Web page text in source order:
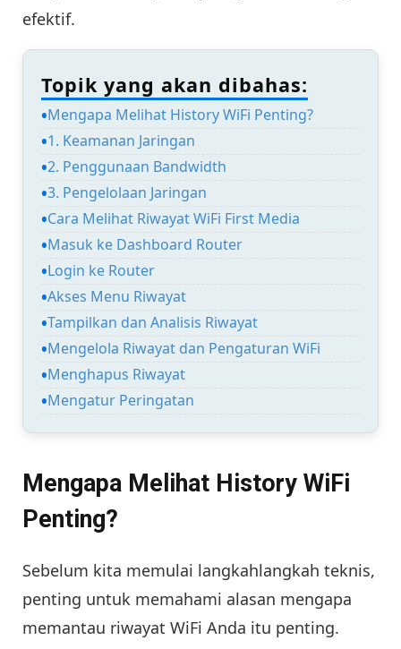
efektif.
Topik yang akan dibahas:
Mengapa Melihat History WiFi Penting?
1. Keamanan Jaringan
2. Penggunaan Bandwidth
3. Pengelolaan Jaringan
Cara Melihat Riwayat WiFi First Media
Masuk ke Dashboard Router
Login ke Router
Akses Menu Riwayat
Tampilkan dan Analisis Riwayat
Mengelola Riwayat dan Pengaturan WiFi
Menghapus Riwayat
Mengatur Peringatan
Mengapa Melihat History WiFi
Penting?
Sebelum kita memulai langkahlangkah teknis,
penting untuk memahami alasan mengapa
memantau riwayat WiFi Anda itu penting.